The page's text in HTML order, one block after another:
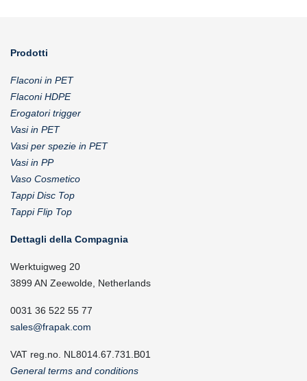
Prodotti
Flaconi in PET
Flaconi HDPE
Erogatori trigger
Vasi in PET
Vasi per spezie in PET
Vasi in PP
Vaso Cosmetico
Tappi Disc Top
Tappi Flip Top
Dettagli della Compagnia
Werktuigweg 20
3899 AN Zeewolde, Netherlands
0031 36 522 55 77
sales@frapak.com
VAT reg.no. NL8014.67.731.B01
General terms and conditions